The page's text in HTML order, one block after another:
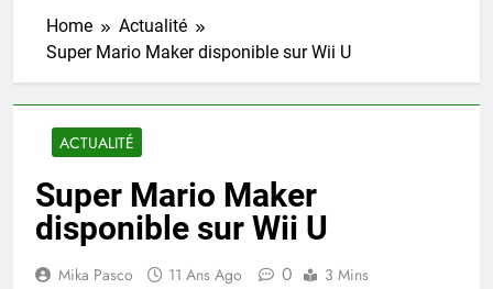
Home
Actualité
Super Mario Maker disponible sur Wii U
ACTUALITÉ
Super Mario Maker
disponible sur Wii U
Mika Pasco 11 Ans Ago 0 3 Mins